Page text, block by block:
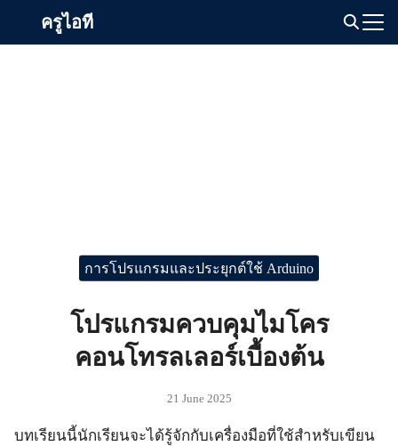
ครูไอที
การโปรแกรมและประยุกต์ใช้ Arduino
โปรแกรมควบคุมไมโคร
คอนโทรลเลอร์เบื้องต้น
21 June 2025
บทเรียนนี้นักเรียนจะได้รู้จักกับเครื่องมือที่ใช้สำหรับเขียน